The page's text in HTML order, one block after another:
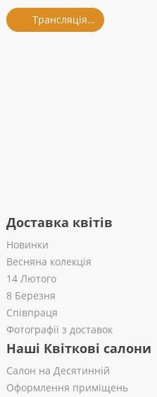
Трансляція із салону
Доставка квітів
Новинки
Весняна колекція
14 Лютого
8 Березня
Співпраця
Фотографії з доставок
Наші Квіткові салони
Салон на Десятинній
Оформлення приміщень